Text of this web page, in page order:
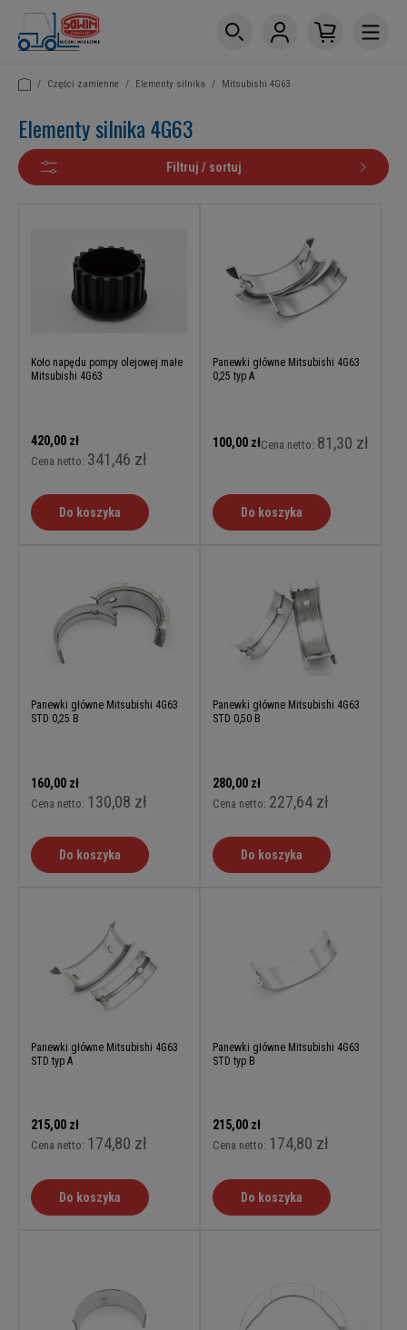
/ Części zamienne / Elementy silnika / Mitsubishi 4G63
Elementy silnika 4G63
Filtruj / sortuj
Koło napędu pompy olejowej małe
Mitsubishi 4G63
420,00 zł
Cena netto: 341,46 zł
Do koszyka
Panewki główne Mitsubishi 4G63
0,25 typ A
100,00 złCena netto: 81,30 zł
Do koszyka
Panewki główne Mitsubishi 4G63
STD 0,25 B
160,00 zł
Cena netto: 130,08 zł
Do koszyka
Panewki główne Mitsubishi 4G63
STD 0,50 B
280,00 zł
Cena netto: 227,64 zł
Do koszyka
Panewki główne Mitsubishi 4G63
STD typ A
215,00 zł
Cena netto: 174,80 zł
Do koszyka
Panewki główne Mitsubishi 4G63
STD typ B
215,00 zł
Cena netto: 174,80 zł
Do koszyka